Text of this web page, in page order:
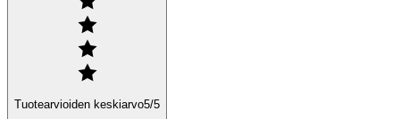
Tuotearvioiden keskiarvo5/5